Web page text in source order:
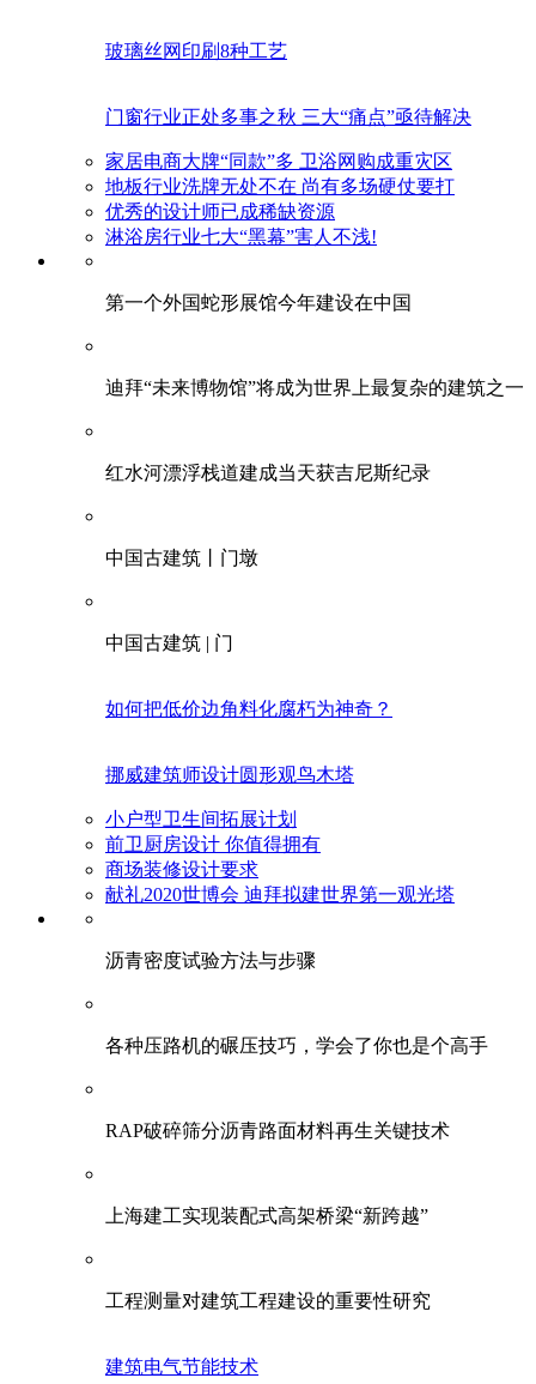
玻璃丝网印刷8种工艺
门窗行业正处多事之秋 三大“痛点”亟待解决
家居电商大牌“同款”多 卫浴网购成重灾区
地板行业洗牌无处不在 尚有多场硬仗要打
优秀的设计师已成稀缺资源
淋浴房行业七大“黑幕”害人不浅!
第一个外国蛇形展馆今年建设在中国
迪拜“未来博物馆”将成为世界上最复杂的建筑之一
红水河漂浮栈道建成当天获吉尼斯纪录
中国古建筑丨门墩
中国古建筑 | 门
如何把低价边角料化腐朽为神奇？
挪威建筑师设计圆形观鸟木塔
小户型卫生间拓展计划
前卫厨房设计 你值得拥有
商场装修设计要求
献礼2020世博会 迪拜拟建世界第一观光塔
​沥青密度试验方法与步骤
各种压路机的碾压技巧，学会了你也是个高手
RAP破碎筛分沥青路面材料再生关键技术
上海建工实现装配式高架桥梁“新跨越”
工程测量对建筑工程建设的重要性研究
建筑电气节能技术